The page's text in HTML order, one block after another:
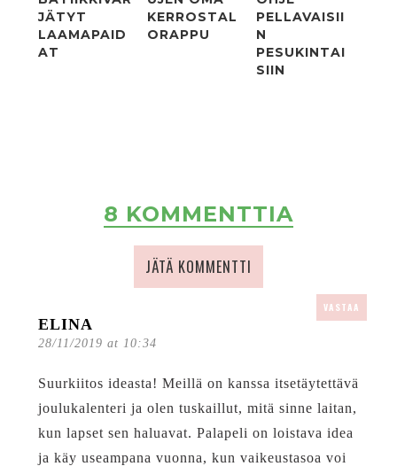
JÄTYT
LAAMAPAID
AT
KERROSTAL
ORAPPU
PELLAVAISII
N
PESUKINTAI
SIIN
8 KOMMENTTIA
JÄTÄ KOMMENTTI
ELINA
28/11/2019 at 10:34
VASTAA
Suurkiitos ideasta! Meillä on kanssa itsetäytettävä
joulukalenteri ja olen tuskaillut, mitä sinne laitan,
kun lapset sen haluavat. Palapeli on loistava idea
ja käy useampana vuonna, kun vaikeustasoa voi